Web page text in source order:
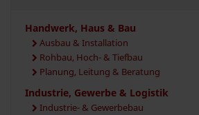
Handwerk, Haus & Bau
Ausbau & Installation
Rohbau, Hoch- & Tiefbau
Planung, Leitung & Beratung
Industrie, Gewerbe & Logistik
Industrie- & Gewerbebau